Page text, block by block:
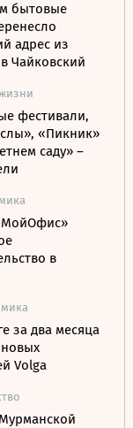
бытовые
адрес из
Чайковский
фестивали,
«Пикник»
саду» –
в
за два месяца
Volga